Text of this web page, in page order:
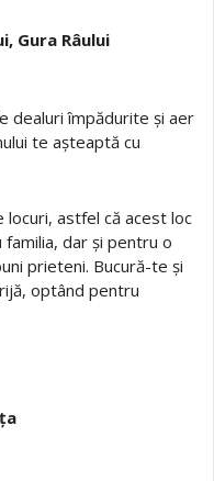
Gura Râului
dealuri împădurite și aer
te așteaptă cu
astfel că acest loc
dar și pentru o
prieteni. Bucură-te și
optând pentru